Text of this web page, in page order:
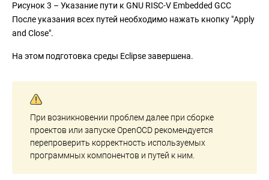
Рисунок 3 – Указание пути к GNU RISC-V Embedded GCC
После указания всех путей необходимо нажать кнопку "Apply
and Close".
На этом подготовка среды Eclipse завершена.
При возникновении проблем далее при сборке
проектов или запуске OpenOCD рекомендуется
перепроверить корректность используемых
программных компонентов и путей к ним.